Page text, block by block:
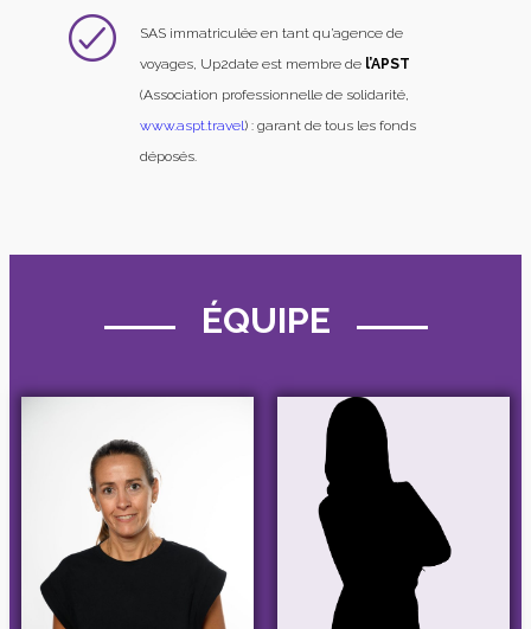
SAS immatriculée en tant qu’agence de
voyages, Up2date est membre de l’APST
(Association professionnelle de solidarité,
www.aspt.travel) : garant de tous les fonds
déposés.
ÉQUIPE